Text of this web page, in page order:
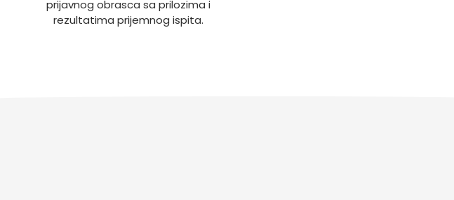
prijavnog obrasca sa prilozima i
rezultatima prijemnog ispita.